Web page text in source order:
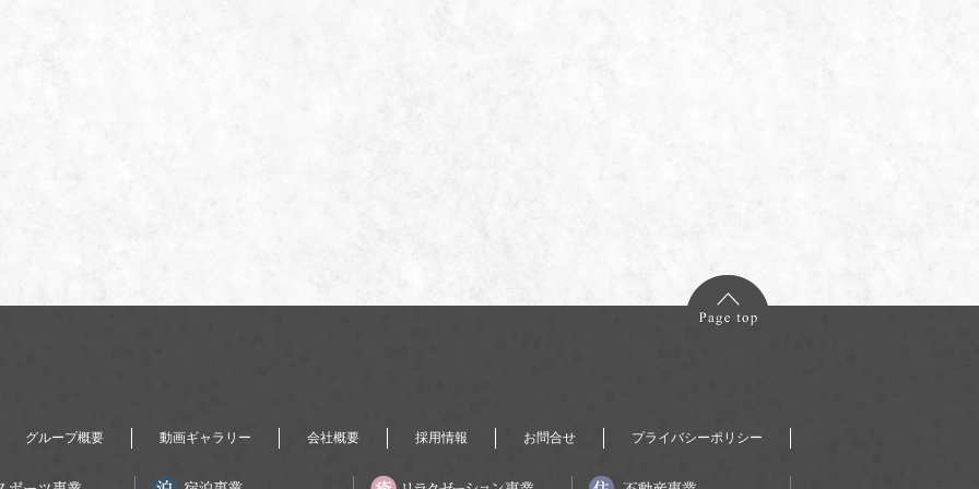
グループ概要 動画ギャラリー 会社概要 採用情報 お問合せ プライバシーポリシー